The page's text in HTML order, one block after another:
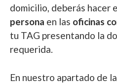
domicilio, deberás hacer
persona en las oficinas
tu TAG presentando la
requerida.
En nuestro apartado de